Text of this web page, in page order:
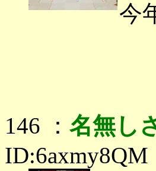
今
146 ： 名無し
ID:6axmy8QM